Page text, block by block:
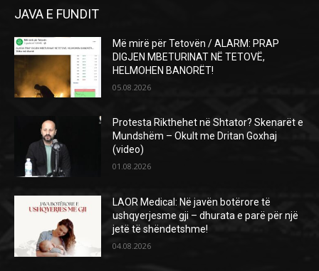
JAVA E FUNDIT
Më mirë për Tetovën / ALARM: PRAP
DIGJEN MBETURINAT NË TETOVË,
HELMOHEN BANORËT!
05.08.2026
Protesta Rikthehet në Shtator? Skenarët e
Mundshëm – Okult me Dritan Goxhaj
(video)
01.08.2026
LAOR Medical: Në javën botërore të
ushqyerjesme gji – dhurata e parë për një
jetë të shëndetshme!
04.08.2026